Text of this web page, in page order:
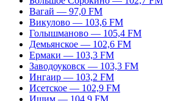
Вагай — 97,0 FM
Викулово — 103,6 FM
Голышманово — 105,4 FM
Демьянское — 102,6 FM
Ермаки — 103,3 FM
Заводоуковск — 103,3 FM
Ингаир — 103,2 FM
Исетское — 102,9 FM
Ишим — 104,9 FM